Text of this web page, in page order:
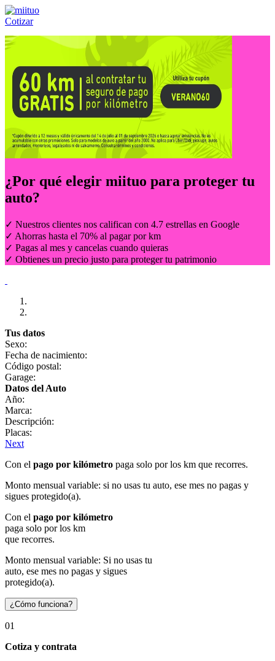
Cotizar
Llámanos al:(55) 84-21-05-00 ó
¿Por qué elegir miituo para proteger tu
auto?
✓ Nuestros clientes nos califican con 4.7 estrellas en Google
✓ Ahorras hasta el 70% al pagar por km
✓ Pagas al mes y cancelas cuando quieras
✓ Obtienes un precio justo para proteger tu patrimonio
Tus datos
Sexo:
Fecha de nacimiento:
Código postal:
Garage:
Datos del Auto
Año:
Marca:
Descripción:
Placas:
Next
Con el pago por kilómetro paga solo por los km que recorres.
Monto mensual variable: si no usas tu auto, ese mes no pagas y
sigues protegido(a).
Con el pago por kilómetro
paga solo por los km
que recorres.
Monto mensual variable: Si no usas tu
auto, ese mes no pagas y sigues
protegido(a).
¿Cómo funciona?
01
Cotiza y contrata